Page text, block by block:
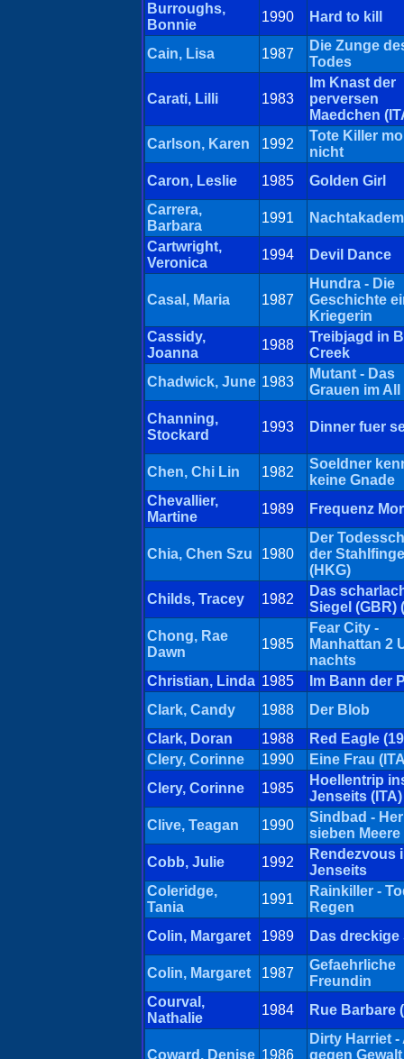
Burroughs,
Bonnie
1990 Hard to kill
Cain, Lisa 1987
Die Zunge
Todes
Carati, Lilli 1983
Im Knast der
perversen
Maedchen
Carlson, Karen
1992
Tote Killer
nicht
Caron, Leslie
1985
Golden Girl
Carrera,
Barbara
1991
Cartwright,
Veronica
1994 Devil Dance
Casal, Maria 1987
Hundra - Die
Geschichte
Kriegerin
Cassidy,
Joanna
1988
Treibjagd in
Creek
Chadwick, June 1983
Mutant - Das
Grauen im All
Channing,
Stockard
1993 Dinner fuer
Chen, Chi Lin 1982
Soeldner
keine Gnade
Chevallier,
Martine
1989 Frequenz
Chia, Chen Szu 1980
Der
der
(HKG)
Childs, Tracey
1982
Das
Siegel (GBR)
Chong, Rae
Dawn
1985
Fear City -
Manhattan 2
nachts
Christian, Linda 1985
Im Bann der
Clark, Candy
1988
Der Blob
Clark, Doran
1988
Red Eagle
Clery, Corinne
1990
Eine Frau
Clery, Corinne
1985
Hoellentrip
Jenseits (ITA)
Clive, Teagan
1990
Sindbad -
sieben Meere
Cobb, Julie
1992
Rendezvous
Jenseits
Coleridge,
Tania
1991
Rainkiller -
Regen
Colin, Margaret
1989 Das dreckige
Colin, Margaret 1987
Gefaehrliche
Freundin
Courval,
Nathalie
1984 Rue Barbare
Coward, Denise 1986
Dirty Harriet -
gegen